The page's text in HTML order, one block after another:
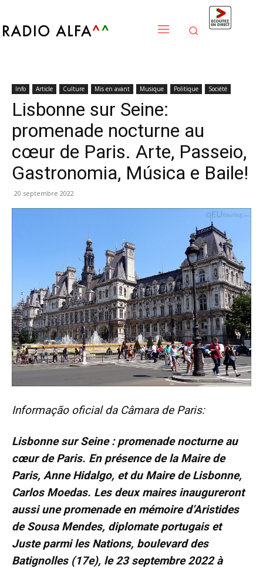
Info Article Culture Mis en avant Musique Politique Société
Lisbonne sur Seine:
promenade nocturne au
cœur de Paris. Arte, Passeio,
Gastronomia, Música e Baile!
20 septembre 2022
Informação oficial da Câmara de Paris:
Lisbonne sur Seine : promenade nocturne au
cœur de Paris. En présence de la Maire de
Paris, Anne Hidalgo, et du Maire de Lisbonne,
Carlos Moedas. Les deux maires inaugureront
aussi une promenade en mémoire d’Aristides
de Sousa Mendes, diplomate portugais et
Juste parmi les Nations, boulevard des
Batignolles (17e), le 23 septembre 2022 à